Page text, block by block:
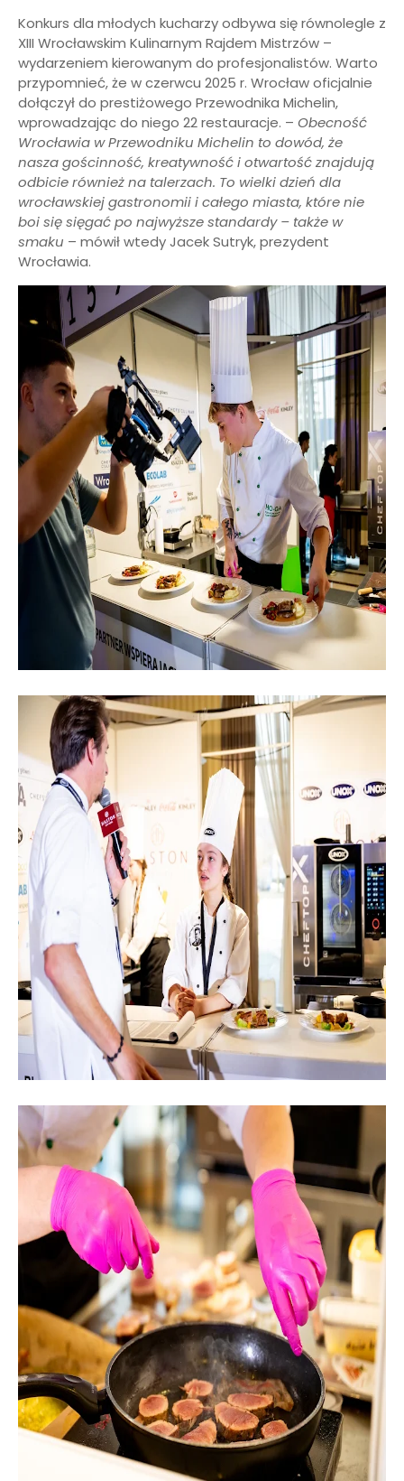
Konkurs dla młodych kucharzy odbywa się równolegle z
XIII Wrocławskim Kulinarnym Rajdem Mistrzów –
wydarzeniem kierowanym do profesjonalistów. Warto
przypomnieć, że w czerwcu 2025 r. Wrocław oficjalnie
dołączył do prestiżowego Przewodnika Michelin,
wprowadzając do niego 22 restauracje. – Obecność
Wrocławia w Przewodniku Michelin to dowód, że
nasza gościnność, kreatywność i otwartość znajdują
odbicie również na talerzach. To wielki dzień dla
wrocławskiej gastronomii i całego miasta, które nie
boi się sięgać po najwyższe standardy – także w
smaku – mówił wtedy Jacek Sutryk, prezydent
Wrocławia.